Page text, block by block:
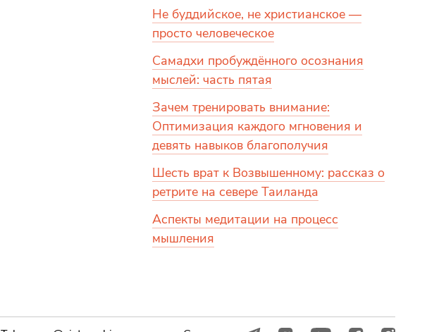
Не буддийское, не христианское —
просто человеческое
Самадхи пробуждённого осознания
мыслей: часть пятая
Зачем тренировать внимание:
Оптимизация каждого мгновения и
девять навыков благополучия
Шесть врат к Возвышенному: рассказ о
ретрите на севере Таиланда
Аспекты медитации на процесс
мышления